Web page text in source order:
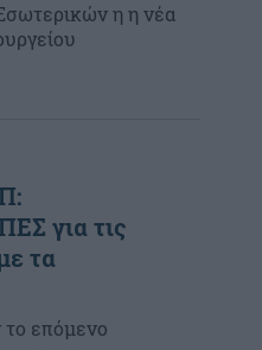
η η νέα
για τις
τα
το επόμενο